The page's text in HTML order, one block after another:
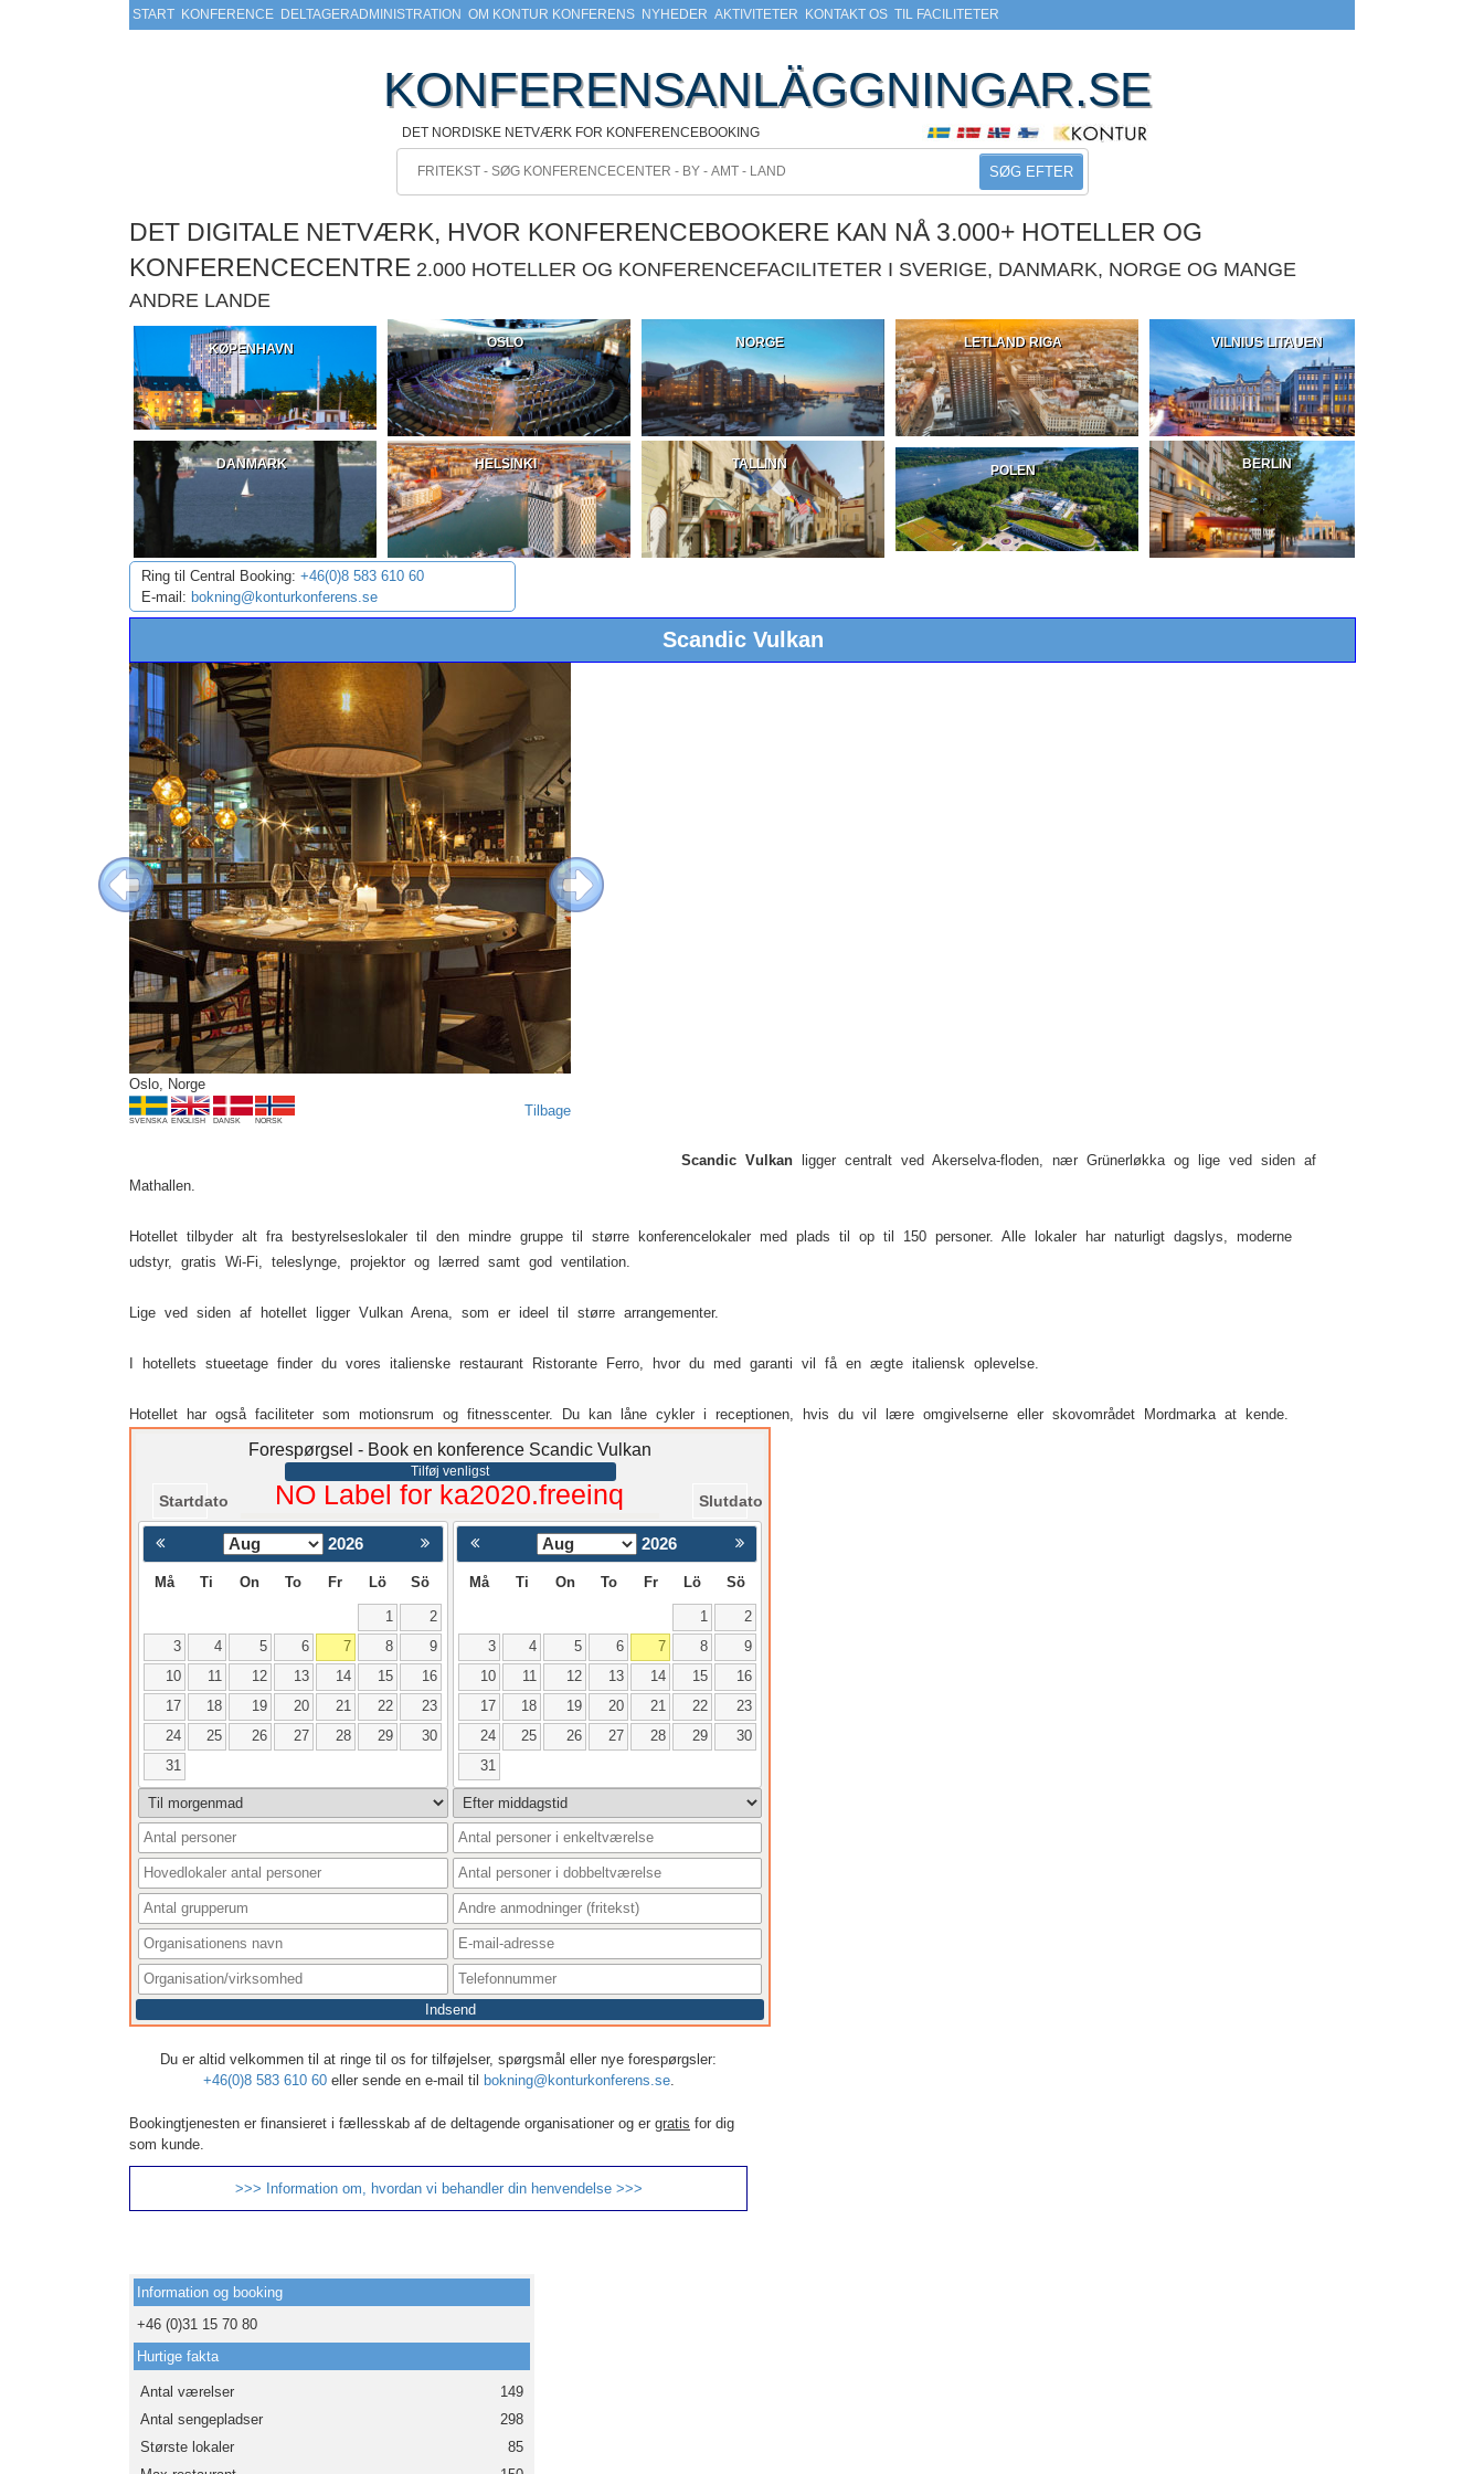
START KONFERENCE DELTAGERADMINISTRATION OM KONTUR KONFERENS NYHEDER AKTIVITETER KONTAKT OS TIL FACILITETER
KONFERENSANLÄGGNINGAR.SE
DET NORDISKE NETVÆRK FOR KONFERENCEBOOKING
SØG EFTER
DET DIGITALE NETVÆRK, HVOR KONFERENCEBOOKERE KAN NÅ 3.000+ HOTELLER OG
KONFERENCECENTRE 2.000 HOTELLER OG KONFERENCEFACILITETER I SVERIGE, DANMARK, NORGE OG MANGE
ANDRE LANDE
KØPENHAVN OSLO NORGE LETLAND RIGA VILNIUS LITAUEN
DANMARK HELSINKI TALLINN POLEN BERLIN
Ring til Central Booking: +46(0)8 583 610 60
E-mail: bokning@konturkonferens.se
Scandic Vulkan
Previous Next
Oslo, Norge
SVENSKA ENGLISH DANSK NORSK
Tilbage
Scandic Vulkan ligger centralt ved Akerselva-floden, nær Grünerløkka og lige ved siden af
Mathallen.
Hotellet tilbyder alt fra bestyrelseslokaler til den mindre gruppe til større konferencelokaler med plads til op til 150 personer. Alle lokaler har naturligt dagslys, moderne
udstyr, gratis Wi-Fi, teleslynge, projektor og lærred samt god ventilation.
Lige ved siden af hotellet ligger Vulkan Arena, som er ideel til større arrangementer.
I hotellets stueetage finder du vores italienske restaurant Ristorante Ferro, hvor du med garanti vil få en ægte italiensk oplevelse.
Hotellet har også faciliteter som motionsrum og fitnesscenter. Du kan låne cykler i receptionen, hvis du vil lære omgivelserne eller skovområdet Mordmarka at kende.
Forespørgsel - Book en konference Scandic Vulkan
Tilføj venligst
Startdato NO Label for ka2020.freeinq Slutdato
2026
Må Ti On To Fr Lö Sö
1
2
3
4 5 6 7 8
9
10
11 12 13 14 15
16
17
18 19 20 21 22
23
24
25 26 27 28 29
30
31
< Föregående Nästa >
2026
Må Ti On To Fr Lö Sö
1
2
3
4 5 6 7 8
9
10
11 12 13 14 15
16
17
18 19 20 21 22
23
24
25 26 27 28 29
30
31
Indsend
Du er altid velkommen til at ringe til os for tilføjelser, spørgsmål eller nye forespørgsler:
+46(0)8 583 610 60eller sende en e-mail til bokning@konturkonferens.se.
Bookingtjenesten er finansieret i fællesskab af de deltagende organisationer og er gratis for dig
som kunde.
>>> Information om, hvordan vi behandler din henvendelse >>>
Information og booking
+46 (0)31 15 70 80
Hurtige fakta
Antal værelser
149
Antal sengepladser
298
Største lokaler
85